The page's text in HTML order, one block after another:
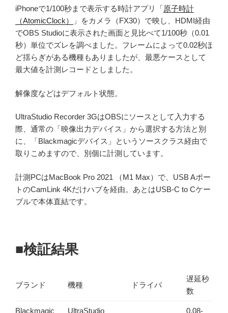
iPhoneで1/100秒まで表示する時計アプリ「原子時計
（AtomicClock）
」をカメラ（FX30）で映し、HDMI経由
でOBS Studioに表示された画面と見比べて1/100秒（0.01
秒）単位でズレを調べました。フレームによって0.02秒ほ
ど揺らぎがある機種もありましたが、最悪ケースとして
最大値を計測レコードとしました。
解像度などはデフォルト状態。
UltraStudio Recorder 3GはOBSにソースとして入力する
際、通常の「映像出力デバイス」から選択する方法と別
に、「Blackmagicデバイス」というソースクラス経由で
取りこめますので、別個に計測しています。
計測PCはMacBook Pro 2021 （M1 Max）で、USB Aポー
トのCamLink 4Kだけハブを経由。あとはUSB-C to Cケー
ブルで本体直結です。
■検証結果
ブランド 機種 ドライバ
遅延秒
数
Blackmagic UltraStudio 0.08-